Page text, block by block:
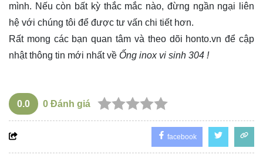
mình. Nếu còn bất kỳ thắc mắc nào, đừng ngần ngại liên
hệ với chúng tôi để được tư vấn chi tiết hơn.
Rất mong các bạn quan tâm và theo dõi honto.vn để cập
nhật thông tin mới nhất về Ống inox vi sinh 304 !
0.0 0 Đánh giá
facebook